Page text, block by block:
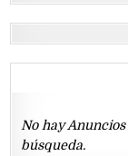
No hay
búsqueda.